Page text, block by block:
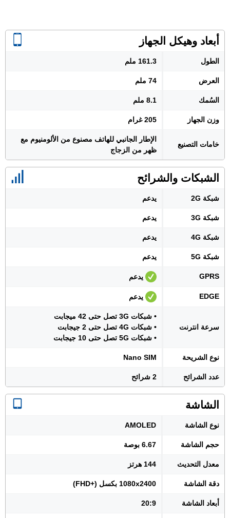
أبعاد وهيكل الجهاز
الطول 161.3 ملم
العرض 74 ملم
السُمك 8.1 ملم
وزن الجهاز 205 غرام
خامات التصنيع
الإطار الجانبي للهاتف مصنوع من الألومنيوم مع
ظهر من الزجاج
الشبكات والشرائح
شبكة 2G يدعم
شبكة 3G يدعم
شبكة 4G يدعم
شبكة 5G يدعم
GPRS يدعم
EDGE يدعم
سرعة انترنت
• شبكات 3G تصل حتى 42 ميجابت
• شبكات 4G تصل حتى 2 جيجابت
• شبكات 5G تصل حتى 10 جيجابت
نوع الشريحة Nano SIM
عدد الشرائح 2 شرائح
الشاشة
نوع الشاشة AMOLED
حجم الشاشة 6.67 بوصة
معدل التحديث 144 هرتز
دقة الشاشة 1080x2400 بكسل (+FHD)
أبعاد الشاشة 20:9